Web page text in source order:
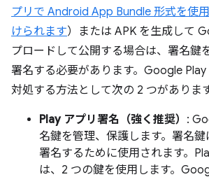
プリで Android App Bundle 形式を使
けられます）または APK を生成して
プロードして公開する場合は、署名鍵
署名する必要があります。Google
対処する方法として次の 2 つがあります
Play アプリ署名（強く推奨） :
名鍵を管理、保護します。署名
署名するために使用されます。
は、2 つの鍵を使用します。